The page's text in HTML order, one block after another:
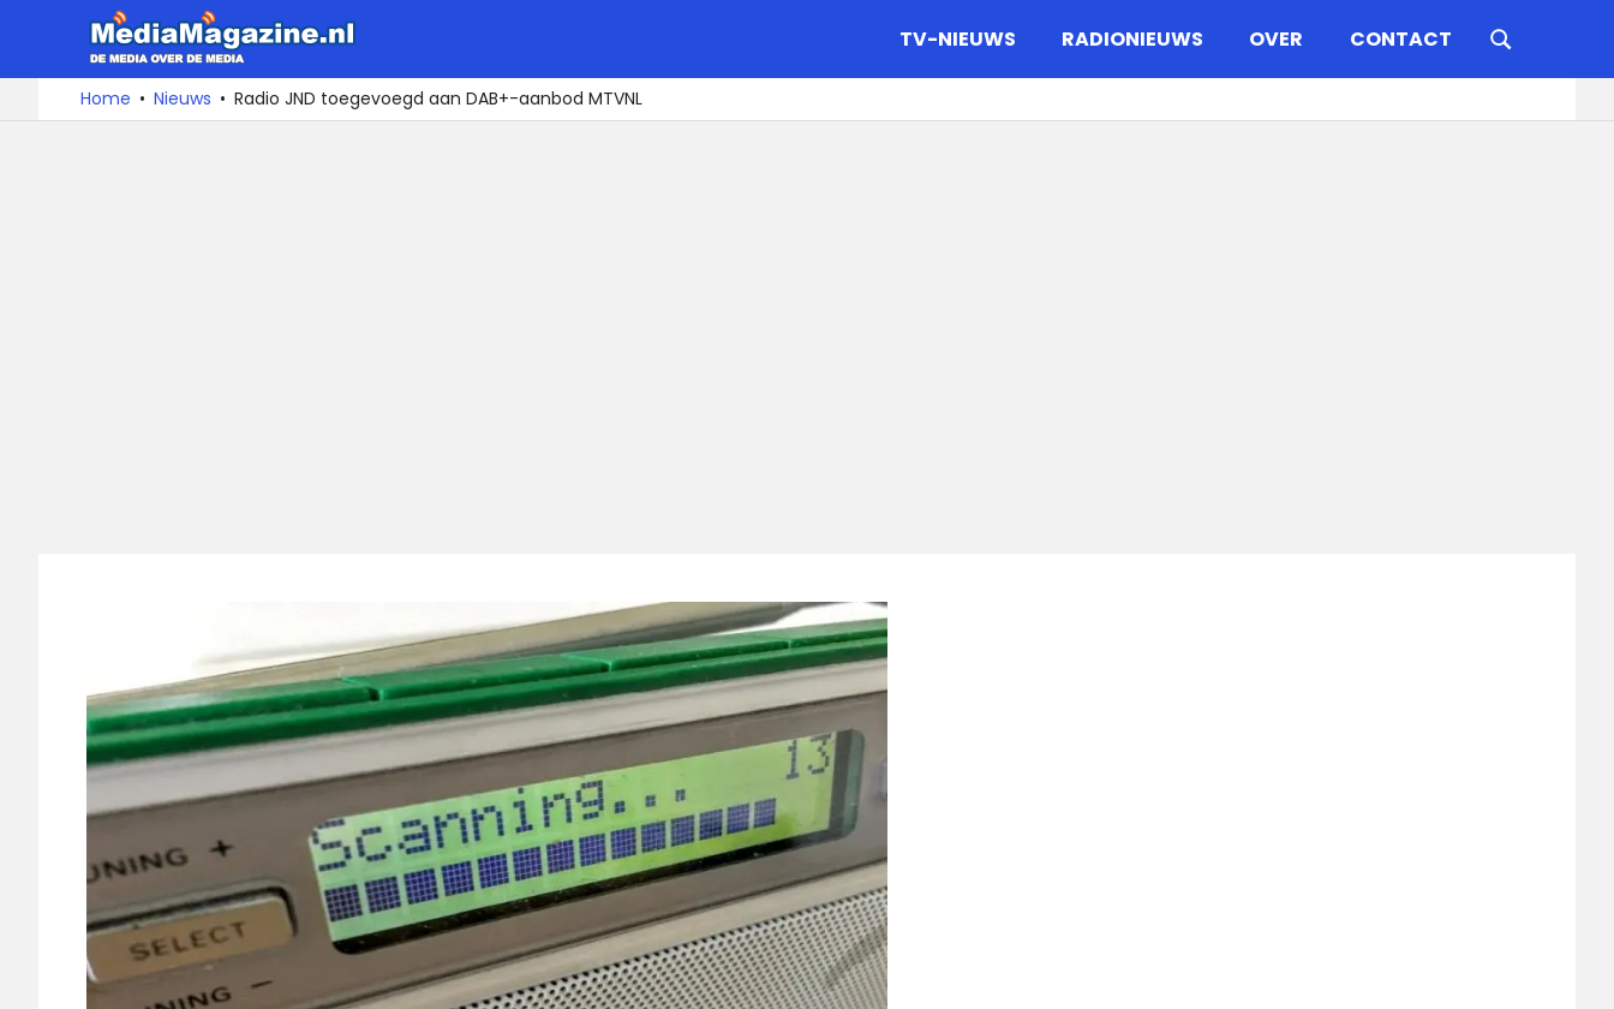
naar
De
media
over
TV-NIEUWS RADIONIEUWS OVER CONTACT
Home Nieuws Radio JND toegevoegd aan DAB+-aanbod MTVNL